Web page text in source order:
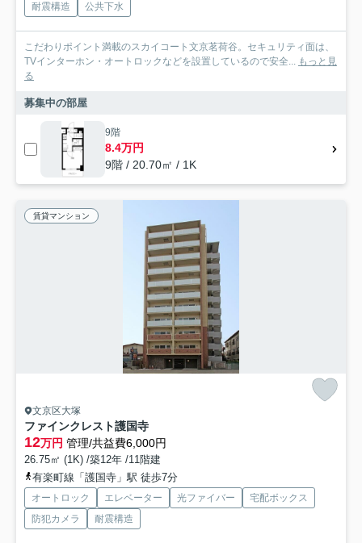
耐震構造
公共下水
こだわりポイント満載のスカイコート文京茗荷谷。セキュリティ面は、
TVインターホン・オートロックなどを設置しているので安全... もっと見
る
募集中の部屋
9階
8.4万円
9階 / 20.70㎡ / 1K
賃貸マンション
文京区大塚
ファインクレスト護国寺
12万円 管理/共益費6,000円
26.75㎡ (1K) /築12年 /11階建
有楽町線「護国寺」駅 徒歩7分
オートロック エレベーター 光ファイバー
宅配ボックス
防犯カメラ
耐震構造